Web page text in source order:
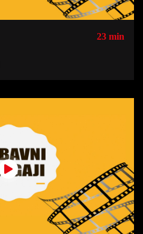
23 min